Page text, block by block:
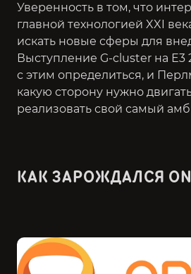
Уверенность в том, что
главной технологией XXI
искать новые сферы для
Выступление G-cluster на
с этим определиться, и
какую сторону нужно
реализовать свой самый
КАК ЗАРОЖДАЛСЯ